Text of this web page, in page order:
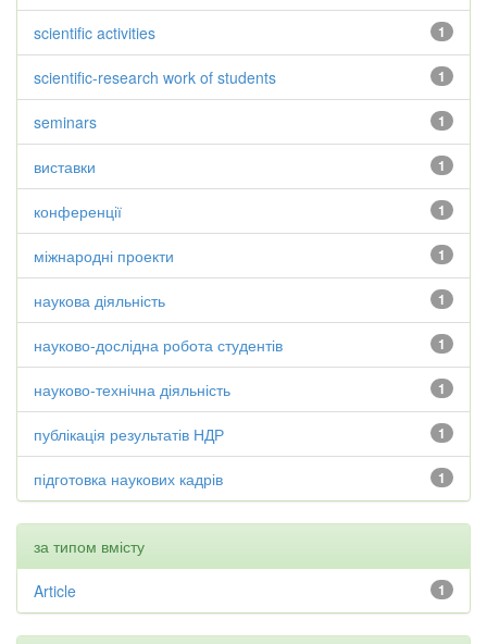
1
scientific activities
1
scientific-research work of students
1
seminars
1
виставки
1
конференції
1
міжнародні проекти
1
наукова діяльність
1
науково-дослідна робота студентів
1
науково-технічна діяльність
1
публікація результатів НДР
1
підготовка наукових кадрів
за типом вмісту
1
Article